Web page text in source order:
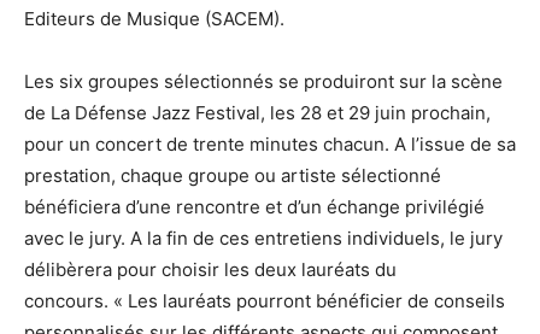
Editeurs de Musique (SACEM).
Les six groupes sélectionnés se produiront sur la scène
de La Défense Jazz Festival, les 28 et 29 juin prochain,
pour un concert de trente minutes chacun. A l’issue de sa
prestation, chaque groupe ou artiste sélectionné
bénéficiera d’une rencontre et d’un échange privilégié
avec le jury. A la fin de ces entretiens individuels, le jury
délibèrera pour choisir les deux lauréats du
concours. « Les lauréats pourront bénéficier de conseils